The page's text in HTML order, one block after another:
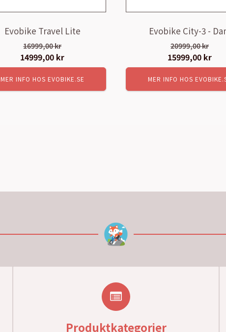
Evobike Travel Lite
16999,00kr
Det
ursprungliga
priset
var:
14999,00 kr
nuvarande
priset
är:
MER INFO HOS EVOBIKE.SE
Evobike City-3 -
20999,00kr
Det
ursprungliga
priset
var:
15999,00 kr
är:
MER INFO HOS
Produktkategorier